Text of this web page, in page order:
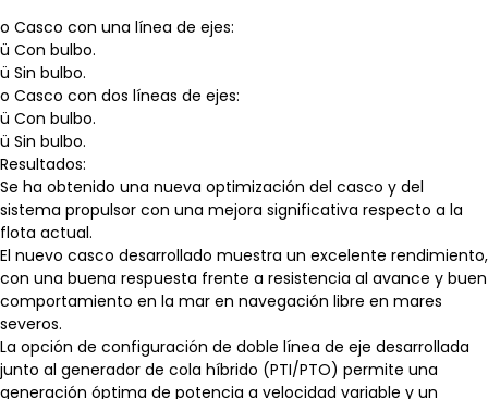
o Casco con una línea de ejes:
ü Con bulbo.
ü Sin bulbo.
o Casco con dos líneas de ejes:
ü Con bulbo.
ü Sin bulbo.
Resultados:
Se ha obtenido una nueva optimización del casco y del
sistema propulsor con una mejora significativa respecto a la
flota actual.
El nuevo casco desarrollado muestra un excelente rendimiento,
con una buena respuesta frente a resistencia al avance y buen
comportamiento en la mar en navegación libre en mares
severos.
La opción de configuración de doble línea de eje desarrollada
junto al generador de cola híbrido (PTI/PTO) permite una
generación óptima de potencia a velocidad variable y un